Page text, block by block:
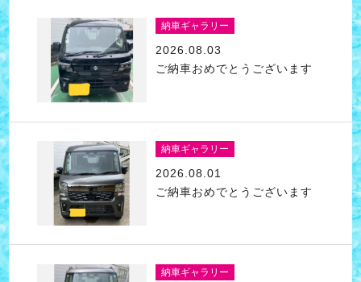
納車ギャラリー
2026.08.03
ご納車おめでとうございます
納車ギャラリー
2026.08.01
ご納車おめでとうございます
納車ギャラリー